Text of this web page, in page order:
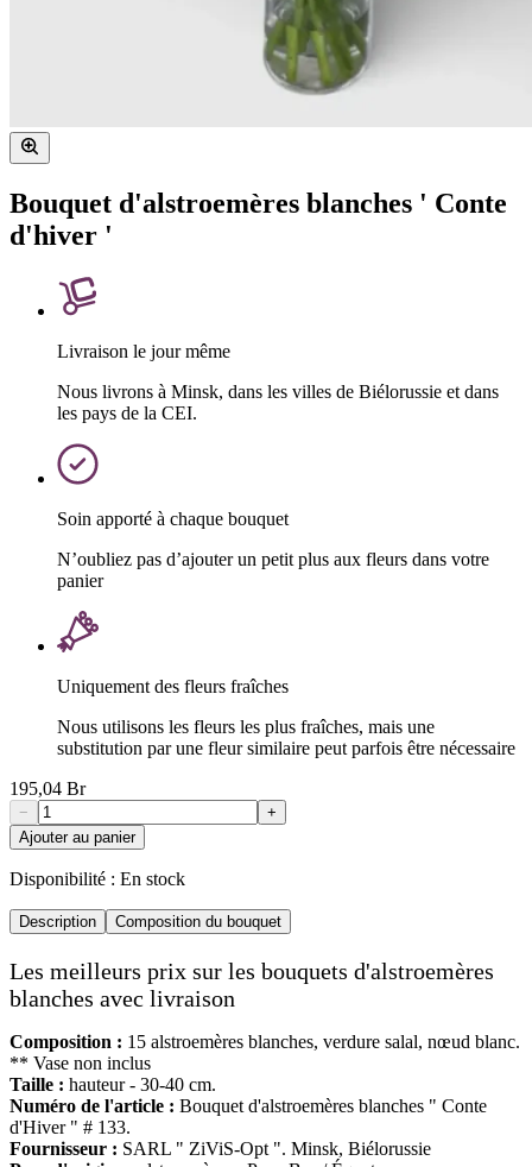
Bouquet d'alstroemères blanches ' Conte
d'hiver '
Livraison le jour même
Nous livrons à Minsk, dans les villes de Biélorussie et dans
les pays de la CEI.
Soin apporté à chaque bouquet
N’oubliez pas d’ajouter un petit plus aux fleurs dans votre
panier
Uniquement des fleurs fraîches
Nous utilisons les fleurs les plus fraîches, mais une
substitution par une fleur similaire peut parfois être nécessaire
195,04 Br
−
+
Ajouter au panier
Disponibilité : En stock
Description Composition du bouquet
Les meilleurs prix sur les bouquets d'alstroemères
blanches avec livraison
Composition : 15 alstroemères blanches, verdure salal, nœud blanc.
** Vase non inclus
Taille : hauteur - 30-40 cm.
Numéro de l'article : Bouquet d'alstroemères blanches " Conte
d'Hiver " # 133.
Fournisseur : SARL " ZiViS-Opt ". Minsk, Biélorussie